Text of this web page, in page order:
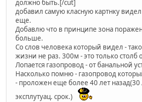
должно быть.[/cut]
добавил самую класную картнку
еще.
Добавлю что в принципе зона
больше.
Со слов человека который видел -
жизни не раз. 300м - это только столб
Лопается газопровод - от банальной
Насколько помню - газопровод
- проложен еще более 40 лет назад(30
эксплутуац. срок.)